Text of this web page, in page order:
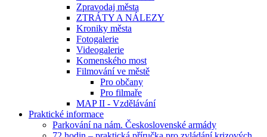
Zpravodaj města
ZTRÁTY A NÁLEZY
Kroniky města
Fotogalerie
Videogalerie
Komenského most
Filmování ve městě
Pro občany
Pro filmaře
MAP II - Vzdělávání
Praktické informace
Parkování na nám. Československé armády